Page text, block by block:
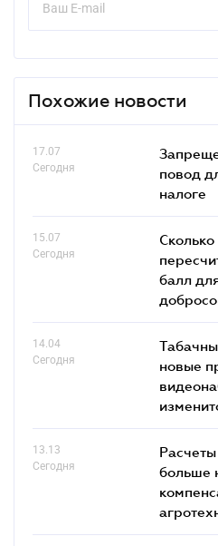
Похожие новости
17.07
Сегодня
повод
налоге
15.07
Сегодня
балл
14.04
Сегодня
новые
13.13
Сегодня
больше